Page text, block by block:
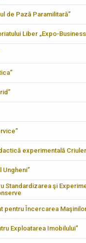
de Pază Paramilitară”
Liber „Expo-
experimentală
Ungheni”
Standardizarea şi
pentru Încercarea
Exploatarea Imobilului”